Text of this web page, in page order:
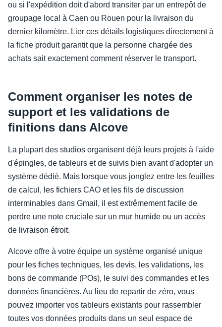
ou si l'expédition doit d'abord transiter par un entrepôt de
groupage local à Caen ou Rouen pour la livraison du
dernier kilomètre. Lier ces détails logistiques directement à
la fiche produit garantit que la personne chargée des
achats sait exactement comment réserver le transport.
Comment organiser les notes de
support et les validations de
finitions dans Alcove
La plupart des studios organisent déjà leurs projets à l'aide
d'épingles, de tableurs et de suivis bien avant d'adopter un
système dédié. Mais lorsque vous jonglez entre les feuilles
de calcul, les fichiers CAO et les fils de discussion
interminables dans Gmail, il est extrêmement facile de
perdre une note cruciale sur un mur humide ou un accès
de livraison étroit.
Alcove offre à votre équipe un système organisé unique
pour les fiches techniques, les devis, les validations, les
bons de commande (POs), le suivi des commandes et les
données financières. Au lieu de repartir de zéro, vous
pouvez importer vos tableurs existants pour rassembler
toutes vos données produits dans un seul espace de